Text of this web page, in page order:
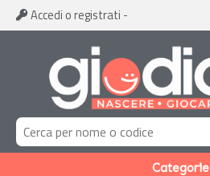
Accedi o registrati -
Categorie